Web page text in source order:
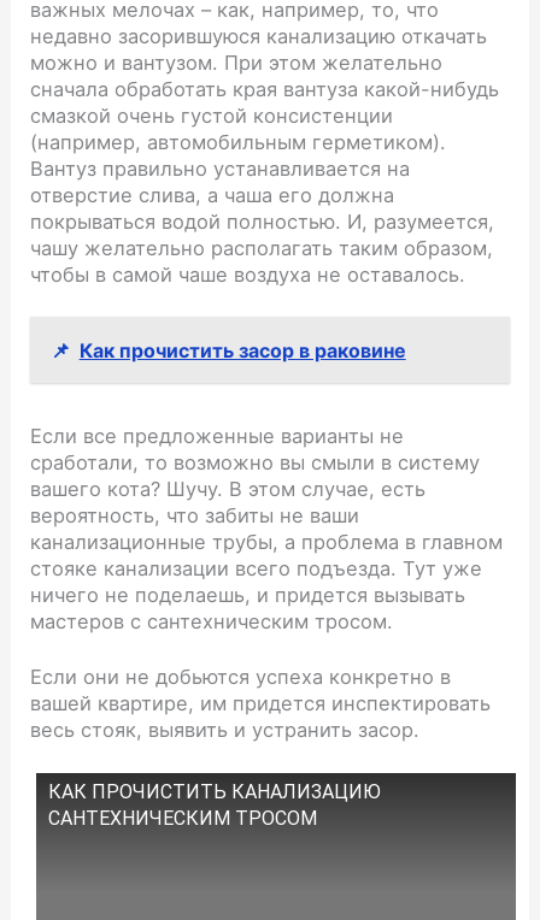
важных мелочах – как, например, то, что
недавно засорившуюся канализацию откачать
можно и вантузом. При этом желательно
сначала обработать края вантуза какой-нибудь
смазкой очень густой консистенции
(например, автомобильным герметиком).
Вантуз правильно устанавливается на
отверстие слива, а чаша его должна
покрываться водой полностью. И, разумеется,
чашу желательно располагать таким образом,
чтобы в самой чаше воздуха не оставалось.
📌 Как прочистить засор в раковине
Если все предложенные варианты не
сработали, то возможно вы смыли в систему
вашего кота? Шучу. В этом случае, есть
вероятность, что забиты не ваши
канализационные трубы, а проблема в главном
стояке канализации всего подъезда. Тут уже
ничего не поделаешь, и придется вызывать
мастеров с сантехническим тросом.
Если они не добьются успеха конкретно в
вашей квартире, им придется инспектировать
весь стояк, выявить и устранить засор.
КАК ПРОЧИСТИТЬ КАНАЛИЗАЦИЮ
САНТЕХНИЧЕСКИМ ТРОСОМ